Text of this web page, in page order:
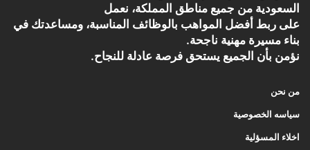
السعودية من جميع مناطق المملكة، نعمل
على ربط أفضل المواهب بالوظائف المناسبة، ومساعدتك في
بناء مسيرة مهنية ناجحة.
نؤمن بأن الجميع يستحق فرصة عادلة للنجاح.
من نحن
سياسه الخصوصية
اخلاء المسؤلية